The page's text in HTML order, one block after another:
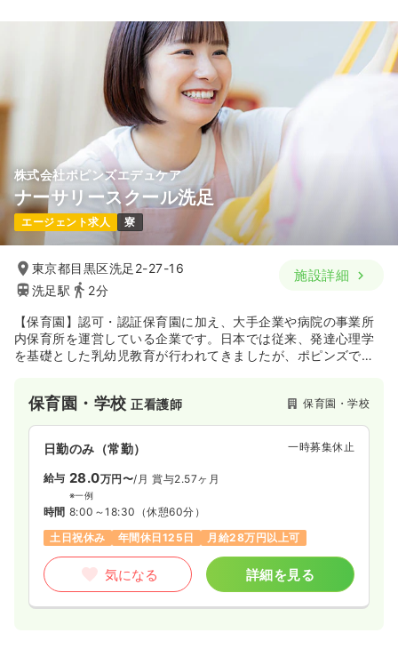
株式会社ポピンズエデュケア
ナーサリースクール洗足
エージェント求人 寮
東京都目黒区洗足2-27-16
洗足駅
2分
施設詳細
【保育園】認可・認証保育園に加え、大手企業や病院の事業所
内保育所を運営している企業です。日本では従来、発達心理学
を基礎とした乳幼児教育が行われてきましたが、ポピンズで
ア」（エデュケーション（教育）とケア（保育）を組み合わせ
た言葉）を掲げています。洗足駅徒歩2分にございます。
保育園・学校正看護師 保育園・学校
日勤のみ（常勤） 一時募集休止
給与 28.0万円〜/月 賞与2.57ヶ月
※一例
時間 8:00～18:30 （休憩60分）
土日祝休み
年間休日125日 月給28万円以上可
気になる 詳細を見る